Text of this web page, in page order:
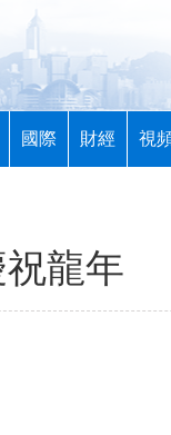
國際 財經 視
龍年